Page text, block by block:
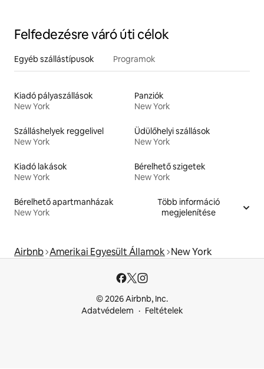
Felfedezésre váró úti célok
Egyéb szállástípusok Programok
Kiadó pályaszállások
New York
Panziók
New York
Szálláshelyek reggelivel
New York
Üdülőhelyi szállások
New York
Kiadó lakások
New York
Bérelhető szigetek
New York
Bérelhető apartmanházak
New York
Több információ
megjelenítése
Airbnb Amerikai Egyesült Államok New York
© 2026 Airbnb, Inc.
Adatvédelem
Feltételek